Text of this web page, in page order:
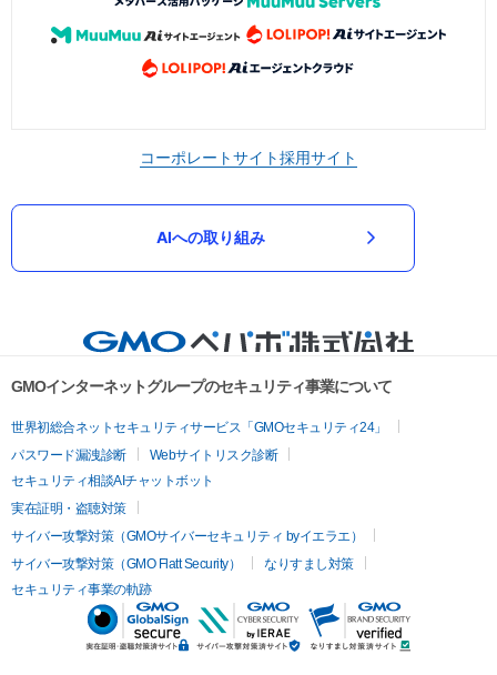
コーポレートサイト採用サイト
AIへの取り組み
GMOインターネットグループのセキュリティ事業について
世界初総合ネットセキュリティサービス「GMOセキュリティ24」
パスワード漏洩診断
Webサイトリスク診断
セキュリティ相談AIチャットボット
実在証明・盗聴対策
サイバー攻撃対策（GMOサイバーセキュリティ byイエラエ）
サイバー攻撃対策（GMO Flatt Security）
なりすまし対策
セキュリティ事業の軌跡